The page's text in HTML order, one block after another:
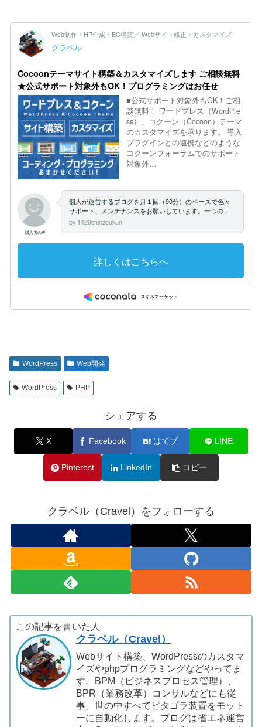
WordPress Web開発
WordPress PHP
シェアする
X Facebook はてブ LINE
Pinterest LinkedIn コピー
クラベル（Cravel）をフォローする
この記事を書いた人
クラベル（Cravel）
Webサイト構築、WordPressのカスタマ
イズやphpプログラミングなどやってま
す。BPM（ビジネスプロセス管理）、
BPR（業務改革）コンサルなどにも従
事。世の中すべてピタゴラ装置をモット
ーに自動化します。ブログは省エネ運営